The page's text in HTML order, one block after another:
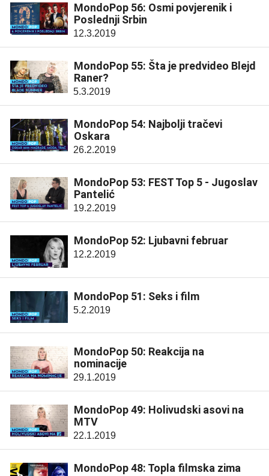
MondoPop 56: Osmi povjerenik i
Poslednji Srbin
12.3.2019
MondoPop 55: Šta je predvideo Blejd
Raner?
5.3.2019
MondoPop 54: Najbolji tračevi
Oskara
26.2.2019
MondoPop 53: FEST Top 5 - Jugoslav
Pantelić
19.2.2019
MondoPop 52: Ljubavni februar
12.2.2019
MondoPop 51: Seks i film
5.2.2019
MondoPop 50: Reakcija na
nominacije
29.1.2019
MondoPop 49: Holivudski asovi na
MTV
22.1.2019
MondoPop 48: Topla filmska zima